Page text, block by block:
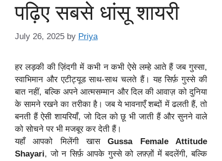
पढ़िए सबसे धांसू शायरी
July 26, 2025 by Priya
हर लड़की की ज़िंदगी में कभी न कभी ऐसे लम्हे आते हैं जब गुस्सा,
स्वाभिमान और एटीट्यूड साथ-साथ चलते हैं। यह सिर्फ़ गुस्से की
बात नहीं, बल्कि अपने आत्मसम्मान और दिल की आवाज़ को दुनिया
के सामने रखने का तरीका है। जब ये भावनाएँ शब्दों में ढलती हैं, तो
बनती हैं ऐसी शायरियाँ, जो दिल को छू भी जाती हैं और सुनने वाले
को सोचने पर भी मजबूर कर देती हैं।
यहाँ आपको मिलेंगी खासGussa Female Attitude
Shayari, जो न सिर्फ़ आपके गुस्से को लफ़्ज़ों में बदलेंगी, बल्कि